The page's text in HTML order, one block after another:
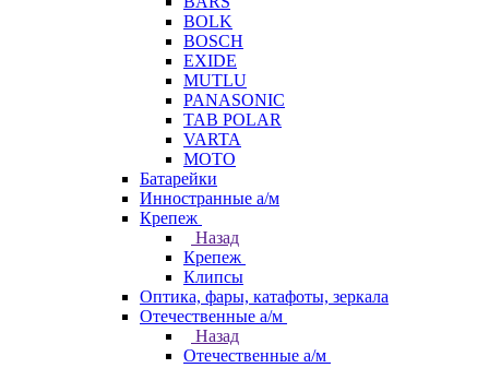
BOLK
BOSCH
EXIDE
MUTLU
PANASONIC
TAB POLAR
VARTA
МОТО
Батарейки
Инностранные а/м
Крепеж
Назад
Крепеж
Клипсы
Оптика, фары, катафоты, зеркала
Отечественные а/м
Назад
Отечественные а/м